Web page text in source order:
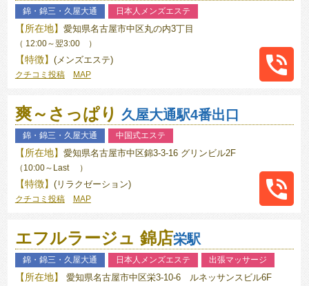
錦・錦三・久屋大通 日本人メンズエステ
【所在地】 愛知県名古屋市中区丸の内3丁目
（ 12:00～翌3:00 ）
【特徴】 (メンズエステ)
クチコミ投稿 MAP
080-
爽～さっぱり 久屋大通駅4番出口
錦・錦三・久屋大通 中国式エステ
【所在地】 愛知県名古屋市中区錦3-3-16 グリンビル2F
（10:00～Last ）
【特徴】 (リラクゼーション)
クチコミ投稿 MAP
052-
6333
エフルラージュ 錦店栄駅
錦・錦三・久屋大通 日本人メンズエステ 出張マッサージ
【所在地】 愛知県名古屋市中区栄3-10-6 ルネッサンスビル6F